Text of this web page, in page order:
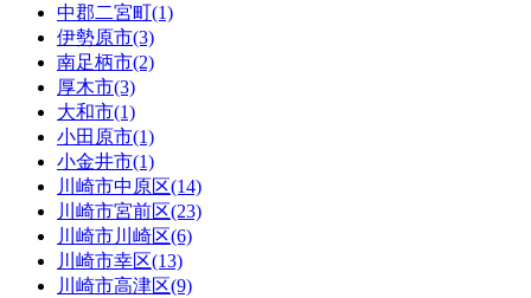
中郡二宮町(1)
伊勢原市(3)
南足柄市(2)
厚木市(3)
大和市(1)
小田原市(1)
小金井市(1)
川崎市中原区(14)
川崎市宮前区(23)
川崎市川崎区(6)
川崎市幸区(13)
川崎市高津区(9)